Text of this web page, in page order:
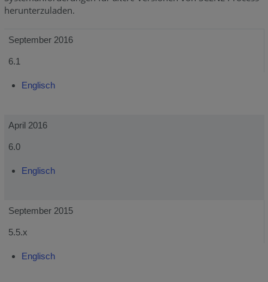
herunterzuladen.
September 2016
6.1
Englisch
April 2016
6.0
Englisch
September 2015
5.5.x
Englisch